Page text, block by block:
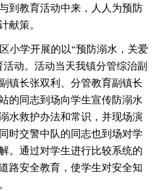
到教育活动中来，人人为预防
献策。
小学开展的以“预防溺水，关爱
动。活动当天我镇分管综治副
镇长张双利、分管教育副镇长
的同志到场向学生宣传防溺水
水救护办法和常识，并现场演
时交警中队的同志也到场对学
。通过对学生进行比较系统的
路安全教育，使学生对安全知